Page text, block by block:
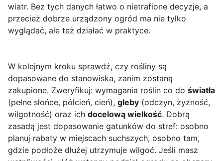
wiatr. Bez tych danych łatwo o nietrafione decyzje, a
przecież dobrze urządzony ogród ma nie tylko
wyglądać, ale też działać w praktyce.
W kolejnym kroku sprawdź, czy rośliny są
dopasowane do stanowiska, zanim zostaną
zakupione. Zweryfikuj: wymagania roślin co do światła
(pełne słońce, półcień, cień), gleby (odczyn, żyzność,
wilgotność) oraz ich docelową wielkość. Dobrą
zasadą jest dopasowanie gatunków do stref: osobno
planuj rabaty w miejscach suchszych, osobno tam,
gdzie podłoże dłużej utrzymuje wilgoć. Jeśli masz